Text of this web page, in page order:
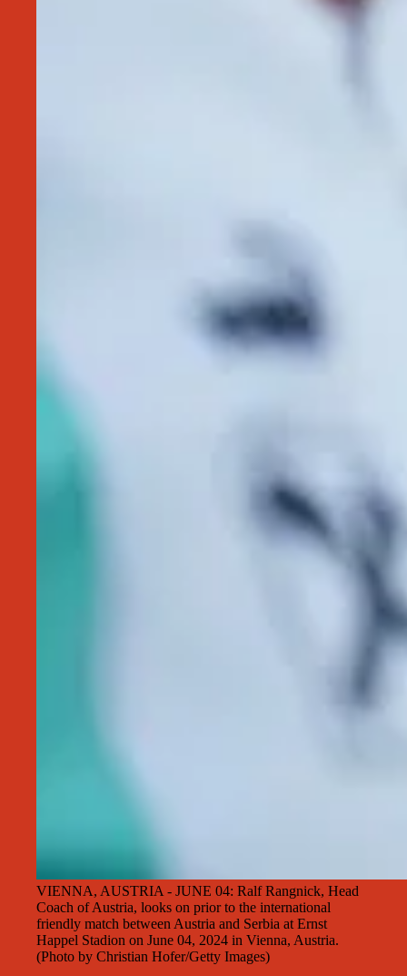
VIENNA, AUSTRIA - JUNE 04: Ralf Rangnick, Head
Coach of Austria, looks on prior to the international
friendly match between Austria and Serbia at Ernst
Happel Stadion on June 04, 2024 in Vienna, Austria.
(Photo by Christian Hofer/Getty Images)